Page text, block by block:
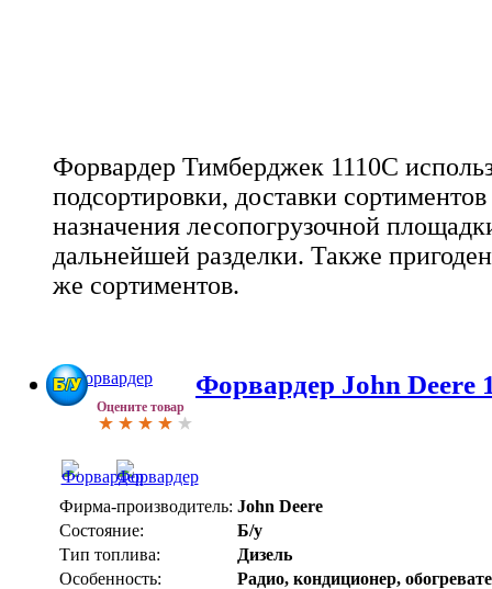
Форвардер Тимберджек 1110C
подсортировки, доставки
назначения лесопогрузочной
дальнейшей разделки. Также
же сортиментов.
Оцените товар
Форвардер John
Фирма-производитель: John Deere
Состояние:
Б/у
Тип топлива:
Дизель
Особенность:
Радио, кондиционер,